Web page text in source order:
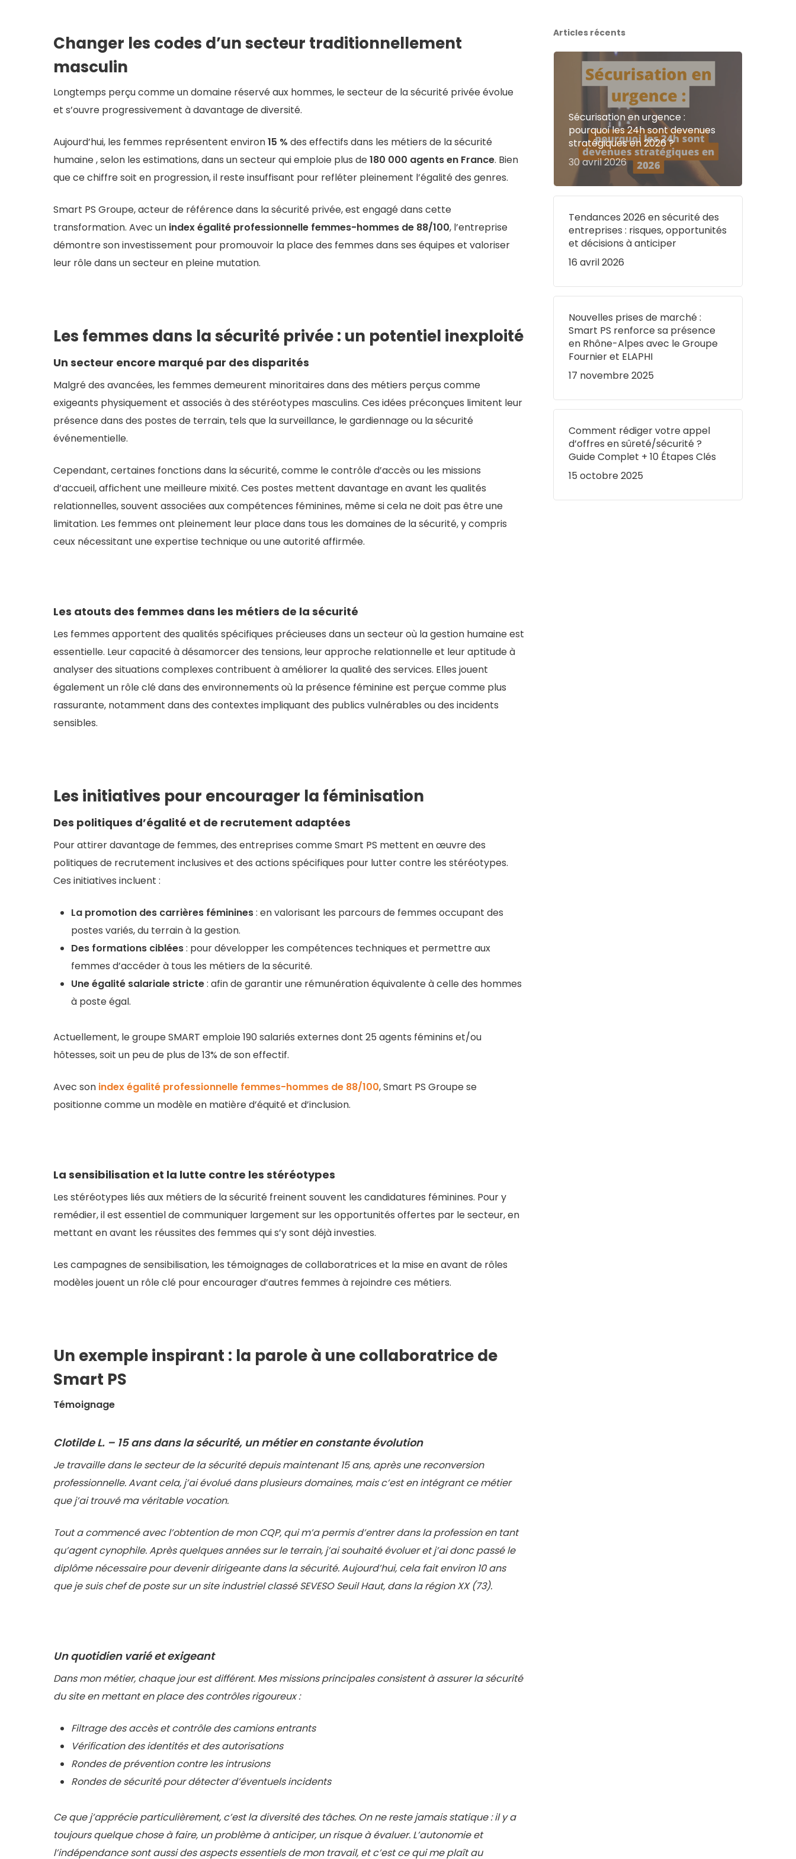
Changer les codes d’un secteur traditionnellement
masculin
Longtemps perçu comme un domaine réservé aux hommes, le secteur de la sécurité privée évolue
et s’ouvre progressivement à davantage de diversité.
Aujourd’hui, les femmes représentent environ15 % des effectifs dans les métiers de la sécurité
humaine , selon les estimations, dans un secteur qui emploie plus de180 000 agents en France. Bien
que ce chiffre soit en progression, il reste insuffisant pour refléter pleinement l’égalité des genres.
Smart PS Groupe, acteur de référence dans la sécurité privée, est engagé dans cette
transformation. Avec un index égalité professionnelle femmes-hommes de 88/100, l’entreprise
démontre son investissement pour promouvoir la place des femmes dans ses équipes et valoriser
leur rôle dans un secteur en pleine mutation.
Les femmes dans la sécurité privée : un potentiel inexploité
Un secteur encore marqué par des disparités
Malgré des avancées, les femmes demeurent minoritaires dans des métiers perçus comme
exigeants physiquement et associés à des stéréotypes masculins. Ces idées préconçues limitent leur
présence dans des postes de terrain, tels que la surveillance, le gardiennage ou la sécurité
événementielle.
Cependant, certaines fonctions dans la sécurité, comme le contrôle d’accès ou les missions
d’accueil, affichent une meilleure mixité. Ces postes mettent davantage en avant les qualités
relationnelles, souvent associées aux compétences féminines, même si cela ne doit pas être une
limitation. Les femmes ont pleinement leur place dans tous les domaines de la sécurité, y compris
ceux nécessitant une expertise technique ou une autorité affirmée.
Les atouts des femmes dans les métiers de la sécurité
Les femmes apportent des qualités spécifiques précieuses dans un secteur où la gestion humaine est
essentielle. Leur capacité à désamorcer des tensions, leur approche relationnelle et leur aptitude à
analyser des situations complexes contribuent à améliorer la qualité des services. Elles jouent
également un rôle clé dans des environnements où la présence féminine est perçue comme plus
rassurante, notamment dans des contextes impliquant des publics vulnérables ou des incidents
sensibles.
Les initiatives pour encourager la féminisation
Des politiques d’égalité et de recrutement adaptées
Pour attirer davantage de femmes, des entreprises comme Smart PS mettent en œuvre des
politiques de recrutement inclusives et des actions spécifiques pour lutter contre les stéréotypes.
Ces initiatives incluent :
La promotion des carrières féminines: en valorisant les parcours de femmes occupant des
postes variés, du terrain à la gestion.
Des formations ciblées: pour développer les compétences techniques et permettre aux
femmes d’accéder à tous les métiers de la sécurité.
Une égalité salariale stricte: afin de garantir une rémunération équivalente à celle des hommes
à poste égal.
Actuellement, le groupe SMART emploie 190 salariés externes dont 25 agents féminins et/ou
hôtesses, soit un peu de plus de 13% de son effectif.
Avec son index égalité professionnelle femmes-hommes de 88/100, Smart PS Groupe se
positionne comme un modèle en matière d’équité et d’inclusion.
La sensibilisation et la lutte contre les stéréotypes
Les stéréotypes liés aux métiers de la sécurité freinent souvent les candidatures féminines. Pour y
remédier, il est essentiel de communiquer largement sur les opportunités offertes par le secteur, en
mettant en avant les réussites des femmes qui s’y sont déjà investies.
Les campagnes de sensibilisation, les témoignages de collaboratrices et la mise en avant de rôles
modèles jouent un rôle clé pour encourager d’autres femmes à rejoindre ces métiers.
Un exemple inspirant : la parole à une collaboratrice de
Smart PS
Témoignage
Clotilde L. – 15 ans dans la sécurité, un métier en constante évolution
Je travaille dans le secteur de la sécurité depuis maintenant 15 ans, après une reconversion
professionnelle. Avant cela, j’ai évolué dans plusieurs domaines, mais c’est en intégrant ce métier
que j’ai trouvé ma véritable vocation.
Tout a commencé avec l’obtention de mon CQP, qui m’a permis d’entrer dans la profession en tant
qu’agent cynophile. Après quelques années sur le terrain, j’ai souhaité évoluer et j’ai donc passé le
diplôme nécessaire pour devenir dirigeante dans la sécurité. Aujourd’hui, cela fait environ 10 ans
que je suis chef de poste sur un site industriel classé SEVESO Seuil Haut, dans la région XX (73).
Un quotidien varié et exigeant
Dans mon métier, chaque jour est différent. Mes missions principales consistent à assurer la sécurité
du site en mettant en place des contrôles rigoureux :
Filtrage des accès et contrôle des camions entrants
Vérification des identités et des autorisations
Rondes de prévention contre les intrusions
Rondes de sécurité pour détecter d’éventuels incidents
Ce que j’apprécie particulièrement, c’est la diversité des tâches. On ne reste jamais statique : il y a
toujours quelque chose à faire, un problème à anticiper, un risque à évaluer. L’autonomie et
l’indépendance sont aussi des aspects essentiels de mon travail, et c’est ce qui me plaît au
Articles récents
Sécurisation en urgence :
pourquoi les 24h sont devenues
stratégiques en 2026 ?
30 avril 2026
Tendances 2026 en sécurité des
entreprises : risques, opportunités
et décisions à anticiper
16 avril 2026
Nouvelles prises de marché :
Smart PS renforce sa présence
en Rhône-Alpes avec le Groupe
Fournier et ELAPHI
17 novembre 2025
Comment rédiger votre appel
d’offres en sûreté/sécurité ?
Guide Complet + 10 Étapes Clés
15 octobre 2025